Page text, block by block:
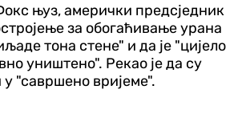
њуз, амерички предсједник
за обогаћивање урана
тона стене" и да је "цијело
уништено". Рекао је да су
"савршено вријеме".